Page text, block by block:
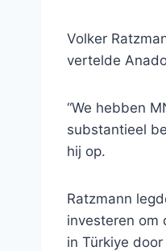
Volker
vertelde
“We hebben
substantieel
hij op.
Ratzmann
investeren om
in Türkiye